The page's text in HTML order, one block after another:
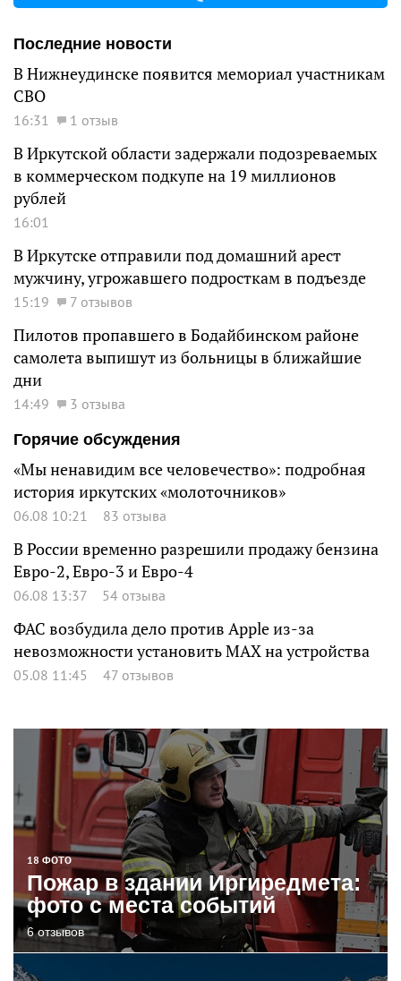
Последние новости
В Нижнеудинске появится мемориал участникам
СВО
16:31 1 отзыв
В Иркутской области задержали подозреваемых
в коммерческом подкупе на 19 миллионов
рублей
16:01
В Иркутске отправили под домашний арест
мужчину, угрожавшего подросткам в подъезде
15:19 7 отзывов
Пилотов пропавшего в Бодайбинском районе
самолета выпишут из больницы в ближайшие
дни
14:49
3 отзыва
Горячие обсуждения
«Мы ненавидим все человечество»: подробная
история иркутских «молоточников»
06.08 10:21 83 отзыва
В России временно разрешили продажу бензина
Евро-2, Евро-3 и Евро-4
06.08 13:37 54 отзыва
ФАС возбудила дело против Apple из-за
невозможности установить MAX на устройства
05.08 11:45 47 отзывов
18 ФОТО
Пожар в здании Иргиредмета:
фото с места событий
6 отзывов